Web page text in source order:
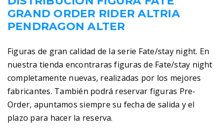
GRAND ORDER RIDER ALTRIA
PENDRAGON ALTER
Figuras de gran calidad de la serie Fate/stay night. En
nuestra tienda encontraras figuras de Fate/stay night
completamente nuevas, realizadas por los mejores
fabricantes. También podrá reservar figuras Pre-
Order, apuntamos siempre su fecha de salida y el
plazo para hacer la reserva.